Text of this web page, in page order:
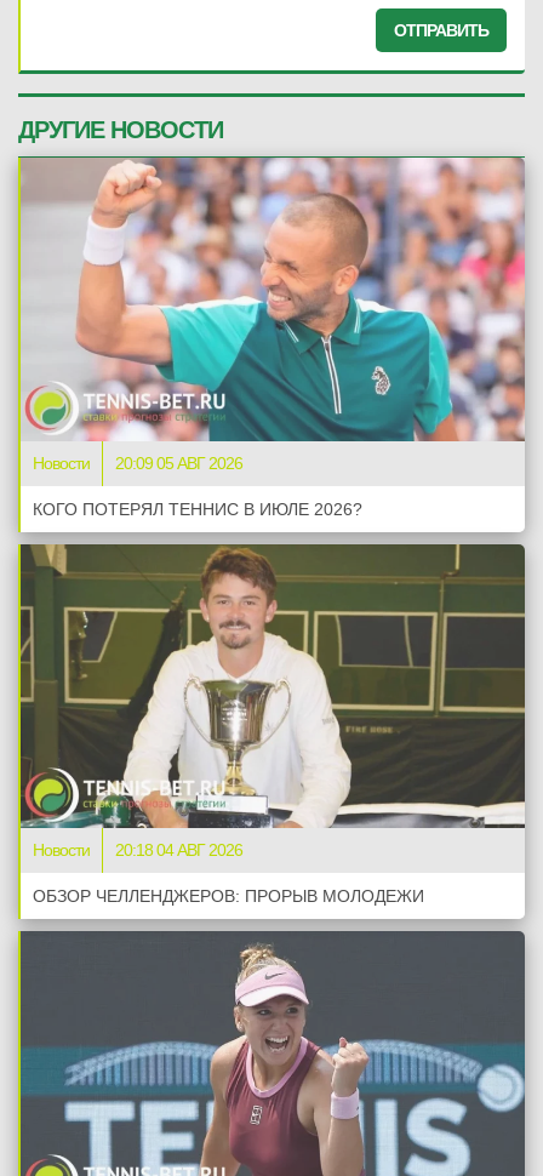
ОТПРАВИТЬ
ДРУГИЕ НОВОСТИ
Новости 20:09 05 АВГ 2026
КОГО ПОТЕРЯЛ ТЕННИС В ИЮЛЕ 2026?
Новости 20:18 04 АВГ 2026
ОБЗОР ЧЕЛЛЕНДЖЕРОВ: ПРОРЫВ МОЛОДЕЖИ